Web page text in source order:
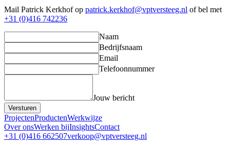
Mail Patrick Kerkhof op patrick.kerkhof@vptversteeg.nl of bel met
+31 (0)416 742236
Naam
Bedrijfsnaam
Email
Telefoonnummer
Jouw bericht
Versturen
ProjectenProductenWerkwijze
Over onsWerken bijInsightsContact
+31 (0)416 662507verkoop@vptversteeg.nl